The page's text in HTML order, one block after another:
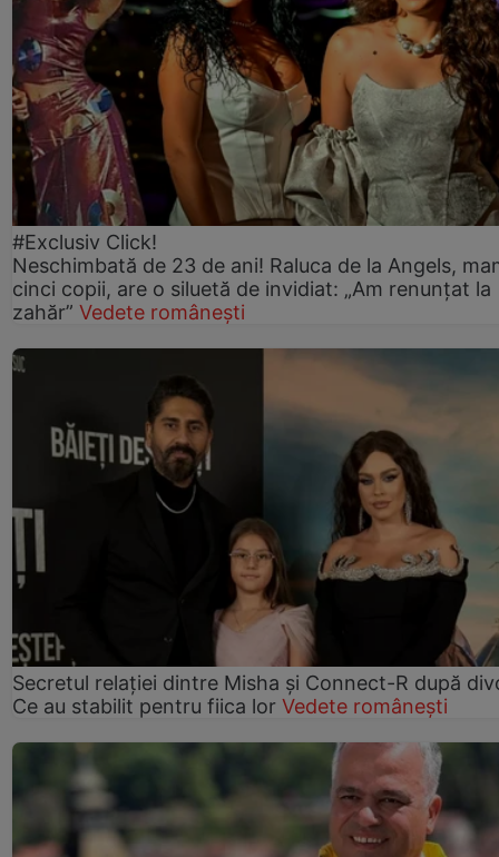
#Exclusiv Click!
Neschimbată de 23 de ani! Raluca de la Angels,
cinci copii, are o siluetă de invidiat: „Am renunțat la
zahăr” Vedete românești
Secretul relației dintre Misha și Connect-R după
Ce au stabilit pentru fiica lor Vedete românești